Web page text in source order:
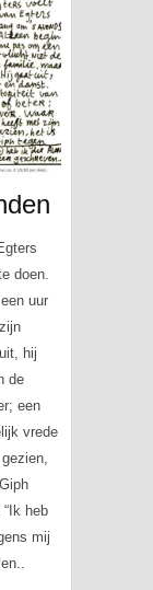
doen.
uur
hij
de
een
vrede
heb
mij